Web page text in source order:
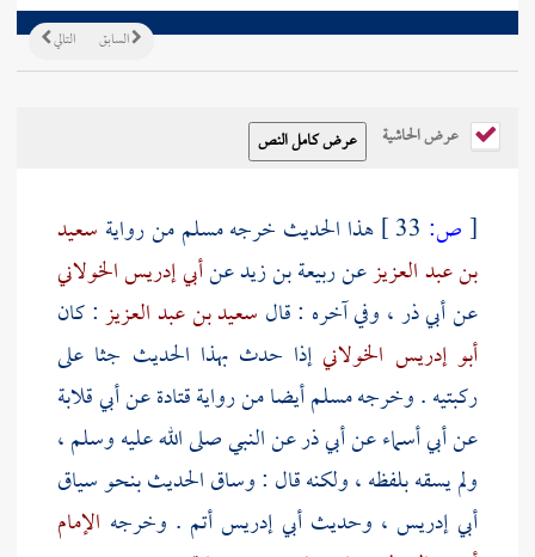
التالي السابق
عرض الحاشية
[ص: هذا الحديث خرجهمسلممن رواية سعيد
بن عبد العزيزعنربيعة بن زيدعنأبي إدريس الخولاني
عنأبي ذر، وفي آخره : قال سعيد بن عبد العزيز: كان
أبو إدريس الخولانيإذا حدث بهذا الحديث جثا على
ركبتيه . وخرجهمسلمأيضا من روايةقتادةعنأبي قلابة
عنأبي أسماءعنأبي ذرعن النبي صلى الله عليه وسلم ،
ولم يسقه بلفظه ، ولكنه قال : وساق الحديث بنحو سياق
أبي إدريس ، وحديثأبي إدريسأتم . وخرجه الإمام